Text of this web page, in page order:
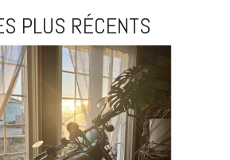
PLUS RÉCENTS